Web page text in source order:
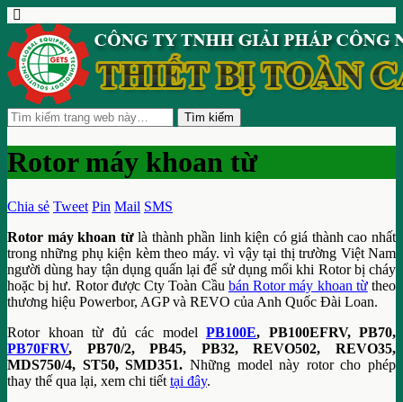
Rotor máy khoan từ
Chia sẻ Tweet Pin Mail SMS
Rotor máy khoan từlà thành phần linh kiện có giá thành cao nhất
trong những phụ kiện kèm theo máy. vì vậy tại thị trường Việt Nam
người dùng hay tận dụng quấn lại để sử dụng mổi khi Rotor bị cháy
hoặc bị hư. Rotor được Cty Toàn Cầu bán Rotor máy khoan từtheo
thương hiệu Powerbor, AGP và REVO của Anh Quốc Đài Loan.
Rotor khoan từ đủ các model PB100E, PB100EFRV, PB70,
PB70FRV, PB70/2, PB45, PB32, REVO502, REVO35,
MDS750/4, ST50, SMD351. Những model này rotor cho phép
thay thế qua lại, xem chi tiết tại đây.